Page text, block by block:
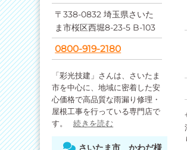
〒338-0832 埼玉県さいた
ま市桜区西堀8-23-5 B-103
0800-919-2180
「彩光技建」さんは、さいたま
市を中心に、地域に密着した安
心価格で高品質な雨漏り修理・
屋根工事を行っている専門店で
す。
続きを読む
さいたま市 かわだ様